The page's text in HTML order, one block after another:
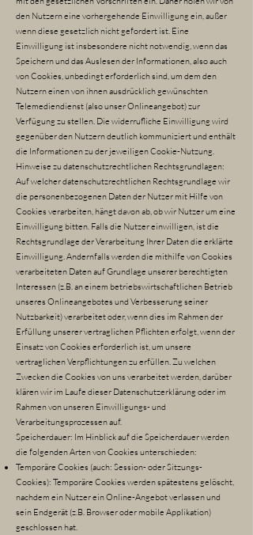
den Nutzern eine vorhergehende Einwilligung ein, außer
wenn diese gesetzlich nicht gefordert ist. Eine
Einwilligung ist insbesondere nicht notwendig, wenn das
Speichern und das Auslesen der Informationen, also auch
von Cookies, unbedingt erforderlich sind, um dem den
Nutzern einen von ihnen ausdrücklich gewünschten
Telemediendienst (also unser Onlineangebot) zur
Verfügung zu stellen. Die widerrufliche Einwilligung wird
gegenüber den Nutzern deutlich kommuniziert und enthält
die Informationen zu der jeweiligen Cookie-Nutzung.
Hinweise zu datenschutzrechtlichen Rechtsgrundlagen:
Auf welcher datenschutzrechtlichen Rechtsgrundlage wir
die personenbezogenen Daten der Nutzer mit Hilfe von
Cookies verarbeiten, hängt davon ab, ob wir Nutzer um eine
Einwilligung bitten. Falls die Nutzer einwilligen, ist die
Rechtsgrundlage der Verarbeitung Ihrer Daten die erklärte
Einwilligung. Andernfalls werden die mithilfe von Cookies
verarbeiteten Daten auf Grundlage unserer berechtigten
Interessen (z.B. an einem betriebswirtschaftlichen Betrieb
unseres Onlineangebotes und Verbesserung seiner
Nutzbarkeit) verarbeitet oder, wenn dies im Rahmen der
Erfüllung unserer vertraglichen Pflichten erfolgt, wenn der
Einsatz von Cookies erforderlich ist, um unsere
vertraglichen Verpflichtungen zu erfüllen. Zu welchen
Zwecken die Cookies von uns verarbeitet werden, darüber
klären wir im Laufe dieser Datenschutzerklärung oder im
Rahmen von unseren Einwilligungs- und
Verarbeitungsprozessen auf.
Speicherdauer: Im Hinblick auf die Speicherdauer werden
die folgenden Arten von Cookies unterschieden:
Temporäre Cookies (auch: Session- oder Sitzungs-
Cookies): Temporäre Cookies werden spätestens gelöscht,
nachdem ein Nutzer ein Online-Angebot verlassen und
sein Endgerät (z.B. Browser oder mobile Applikation)
geschlossen hat.